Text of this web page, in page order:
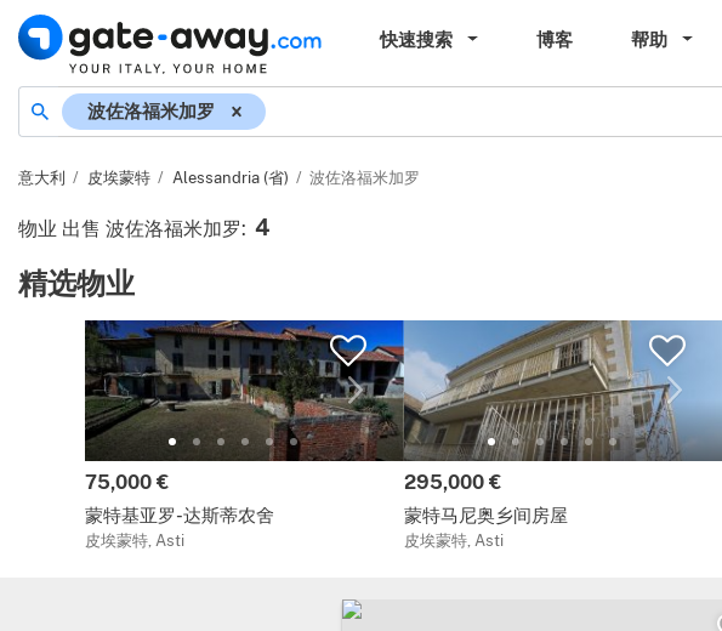
快速搜索 博客 帮助
地名
波佐洛福米加罗
意大利 皮埃蒙特 Alessandria (省) 波佐洛福米加罗
物业 出售 波佐洛福米加罗: 4
精选物业
价格:
75,000 €
蒙特基亚罗-达斯蒂农舍
皮埃蒙特, Asti
价格:
295,000 €
蒙特马尼奥乡间房屋
皮埃蒙特, Asti